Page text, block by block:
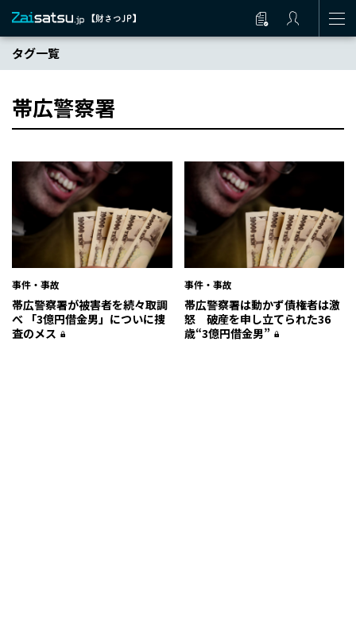
タグ一覧
帯広警察署
事件・事故
帯広警察署が被害者を続々取調
べ 「3億円借金男」についに捜
査のメス
事件・事故
帯広警察署は動かず債権者は激
怒 破産を申し立てられた36
歳“3億円借金男”